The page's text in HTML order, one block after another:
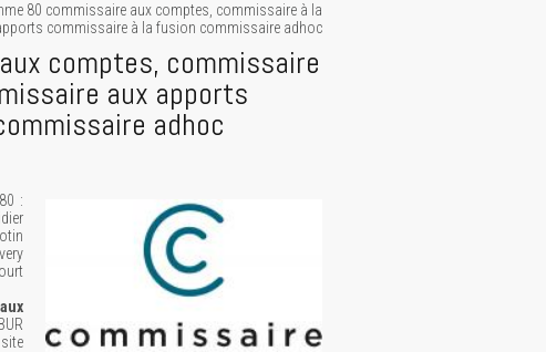
80 commissaire aux comptes, commissaire à la
commissaire à la fusion commissaire adhoc
comptes, commissaire
aux apports
adhoc
: